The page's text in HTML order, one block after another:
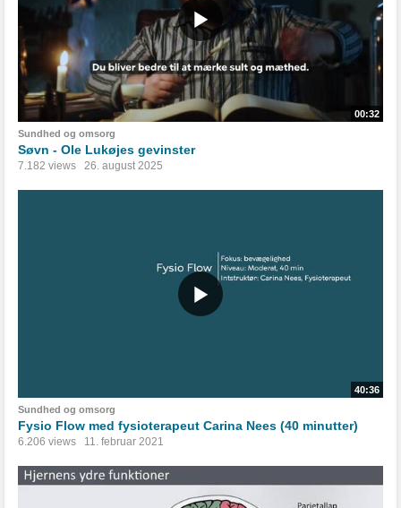
00:32
Sundhed og omsorg
Søvn - Ole Lukøjes gevinster
7.182 views 26. august 2025
40:36
Sundhed og omsorg
Fysio Flow med fysioterapeut Carina Nees (40 minutter)
6.206 views 11. februar 2021